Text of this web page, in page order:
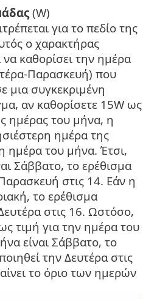
(W)
για το πεδίο της
ο χαρακτήρας
να καθορίσει την ημέρα
Παρασκευή) που
μια συγκεκριμένη
αν καθορίσετε 15W ως
ημέρας του μήνα, η
ημέρα της
ημέρα του μήνα. Έτσι,
Σάββατο, το ερέθισμα
στις 14. Εάν η
το ερέθισμα
στις 16. Ωστόσο,
τιμή για την ημέρα του
είναι Σάββατο, το
την Δευτέρα στις
το όριο των ημερών